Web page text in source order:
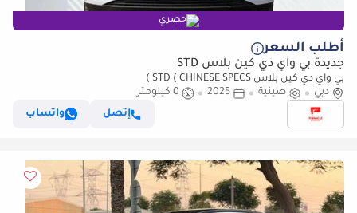
حصري
أطلب السعر
جديدة بي واي دي كين بلاس STD
بي واي دي كين بلاس STD ( CHINESE SPECS )
دبي
صينية 2025
0 كيلومتر
إتصل
واتساب